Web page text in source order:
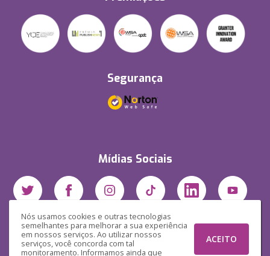
Nós usamos cookies e outras tecnologias
semelhantes para melhorar a sua experiência
em nossos serviços. Ao utilizar nossos
serviços, você concorda com tal
monitoramento. Informamos ainda que
ACEITO
Segurança
Mídias Sociais